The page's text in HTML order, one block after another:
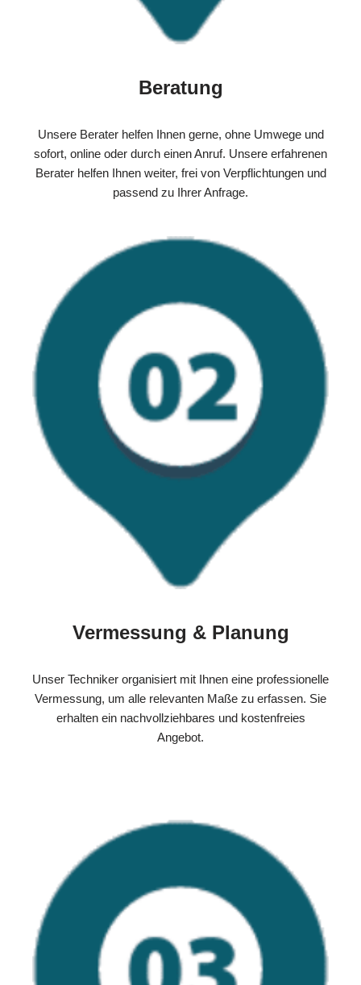
Beratung
Unsere Berater helfen Ihnen gerne, ohne Umwege und
sofort, online oder durch einen Anruf. Unsere erfahrenen
Berater helfen Ihnen weiter, frei von Verpflichtungen und
passend zu Ihrer Anfrage.
Vermessung & Planung
Unser Techniker organisiert mit Ihnen eine professionelle
Vermessung, um alle relevanten Maße zu erfassen. Sie
erhalten ein nachvollziehbares und kostenfreies
Angebot.